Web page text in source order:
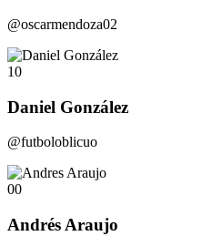
@oscarmendoza02
10
Daniel González
@futboloblicuo
00
Andrés Araujo